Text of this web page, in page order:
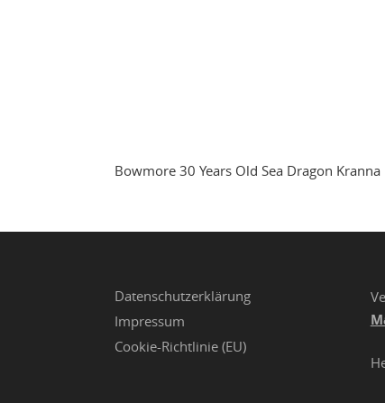
Bowmore 30 Years Old Sea Dragon Kranna
Datenschutzerklärung
Impressum
Cookie-Richtlinie (EU)